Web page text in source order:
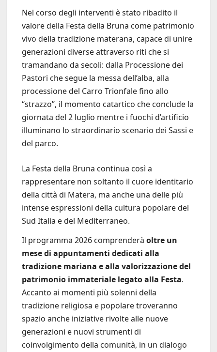
Nel corso degli interventi è stato ribadito il
valore della Festa della Bruna come patrimonio
vivo della tradizione materana, capace di unire
generazioni diverse attraverso riti che si
tramandano da secoli: dalla Processione dei
Pastori che segue la messa dell’alba, alla
processione del Carro Trionfale fino allo
“strazzo”, il momento catartico che conclude la
giornata del 2 luglio mentre i fuochi d’artificio
illuminano lo straordinario scenario dei Sassi e
del parco.
La Festa della Bruna continua così a
rappresentare non soltanto il cuore identitario
della città di Matera, ma anche una delle più
intense espressioni della cultura popolare del
Sud Italia e del Mediterraneo.
Il programma 2026 comprenderà oltre un
mese di appuntamenti dedicati alla
tradizione mariana e alla valorizzazione del
patrimonio immateriale legato alla Festa.
Accanto ai momenti più solenni della
tradizione religiosa e popolare troveranno
spazio anche iniziative rivolte alle nuove
generazioni e nuovi strumenti di
coinvolgimento della comunità, in un dialogo